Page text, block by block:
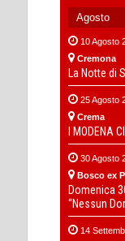
10 Agosto
Cremona
La Notte di
25 Agosto
Crema
I MODENA
30 Agosto
Bosco ex
Domenica
“Nessun
14